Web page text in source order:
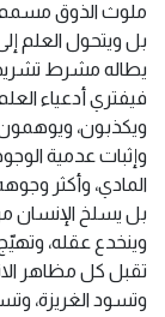
ملوث الذوق مسمم
بل ويتحول العلم
يطاله مشرط
فيفتري أدعياء
ويكذبون،
وإثبات عدمية
المادي، وأكثر
بل يسلخ الإنسان
وينخدع عقله،
تقبل كل مظاهر
وتسود الغريزة،